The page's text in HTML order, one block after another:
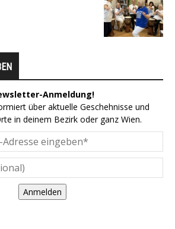
Anmeldung!
über aktuelle Geschehnisse und
in deinem Bezirk oder ganz Wien.
Anmelden